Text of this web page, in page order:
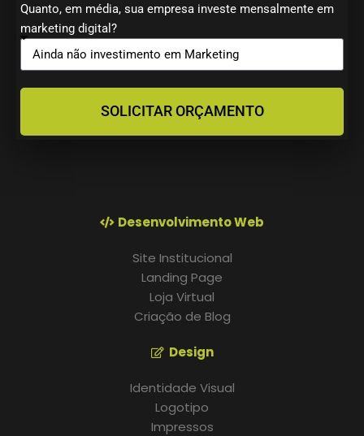
Quanto, em média, sua empresa investe mensalmente em
marketing digital?
SOLICITAR ORÇAMENTO
Desenvolvimento Web
Site Institucional
Landing Page
Loja Virtual
Criação de Blog
Design
Identidade Visual
Logotipo
Impressos